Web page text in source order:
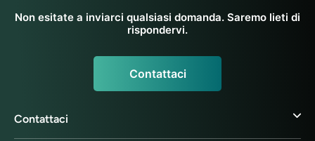
Non esitate a inviarci qualsiasi domanda. Saremo lieti di
rispondervi.
Contattaci
Contattaci